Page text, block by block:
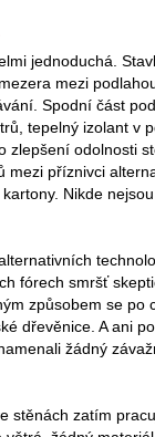
jednoduchá.
mezi
Spodní část
tepelný izolant v
zlepšení odolnosti
mezi příznivci
Nikde
fórech smršť
způsobem se po
dřevěnice. A ani
žádný
stěnách zatím